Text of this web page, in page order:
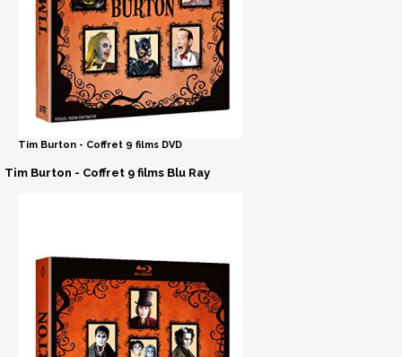
Tim Burton - Coffret 9 films DVD
Tim Burton - Coffret 9 films Blu Ray